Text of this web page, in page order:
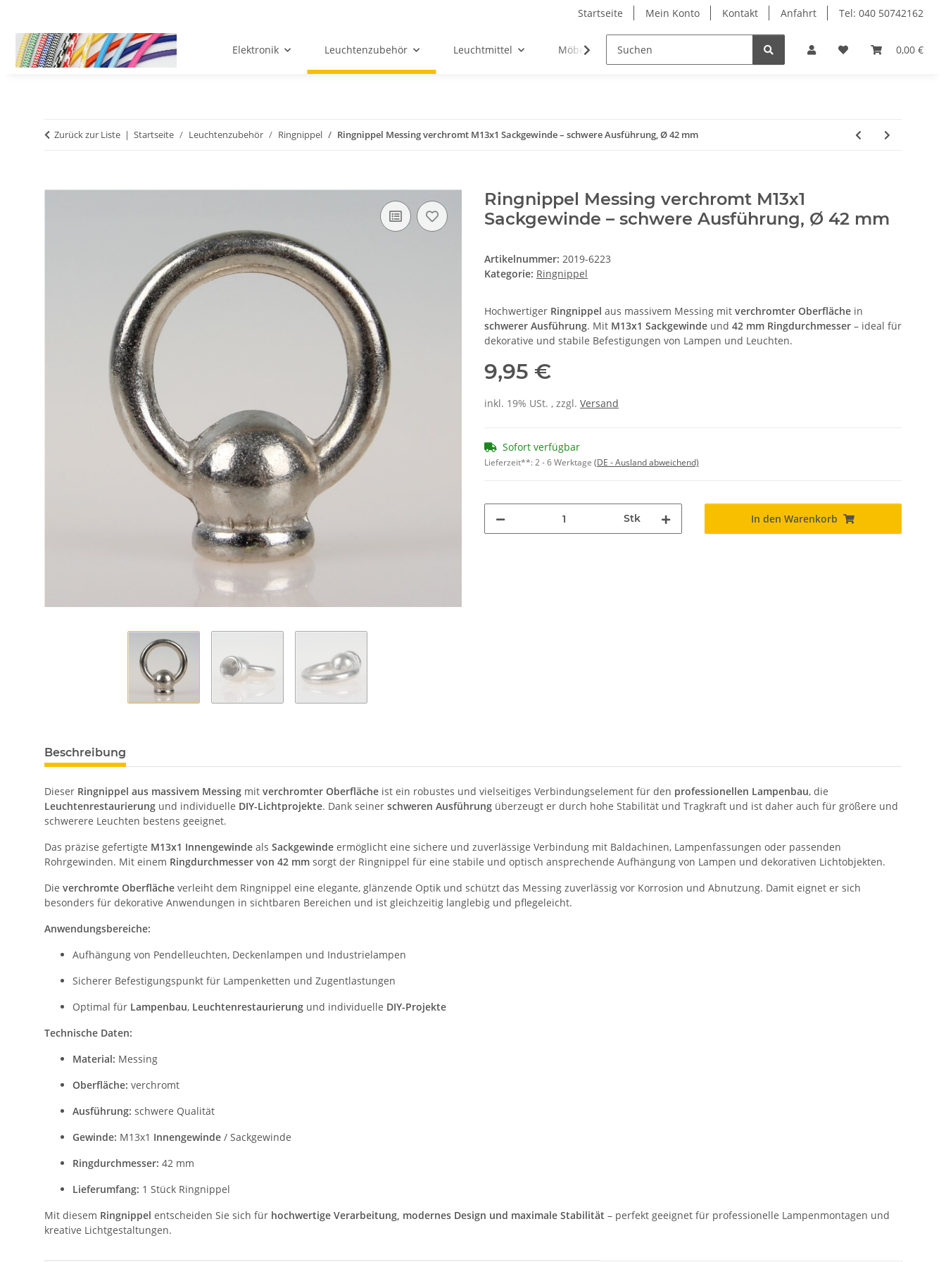
Startseite Mein Konto Kontakt Anfahrt Tel: 040 50742162
0,00 €
Elektronik Leuchtenzubehör Leuchtmittel Möbel-Ersatzteile
Zurück zur Liste Startseite Leuchtenzubehör Ringnippel Ringnippel Messing verchromt M13x1 Sackgewinde – schwere Ausführung, Ø 42 mm
Ringnippel Messing verchromt M13x1
Sackgewinde – schwere Ausführung, Ø 42 mm
Artikelnummer: 2019-6223
Kategorie: Ringnippel
Hochwertiger Ringnippel aus massivem Messing mit verchromter Oberfläche in
schwerer Ausführung. Mit M13x1 Sackgewinde und 42 mm Ringdurchmesser – ideal für
dekorative und stabile Befestigungen von Lampen und Leuchten.
9,95 €
inkl. 19% USt. , zzgl. Versand
Sofort verfügbar
Lieferzeit**:2 - 6 Werktage (DE - Ausland abweichend)
Stk In den Warenkorb
Beschreibung
Dieser Ringnippel aus massivem Messing mit verchromter Oberfläche ist ein robustes und vielseitiges Verbindungselement für den professionellen Lampenbau, die
Leuchtenrestaurierung und individuelle DIY-Lichtprojekte. Dank seiner schweren Ausführung überzeugt er durch hohe Stabilität und Tragkraft und ist daher auch für größere und
schwerere Leuchten bestens geeignet.
Das präzise gefertigte M13x1 Innengewinde als Sackgewinde ermöglicht eine sichere und zuverlässige Verbindung mit Baldachinen, Lampenfassungen oder passenden
Rohrgewinden. Mit einem Ringdurchmesser von 42 mm sorgt der Ringnippel für eine stabile und optisch ansprechende Aufhängung von Lampen und dekorativen Lichtobjekten.
Die verchromte Oberfläche verleiht dem Ringnippel eine elegante, glänzende Optik und schützt das Messing zuverlässig vor Korrosion und Abnutzung. Damit eignet er sich
besonders für dekorative Anwendungen in sichtbaren Bereichen und ist gleichzeitig langlebig und pflegeleicht.
Anwendungsbereiche:
Aufhängung von Pendelleuchten, Deckenlampen und Industrielampen
Sicherer Befestigungspunkt für Lampenketten und Zugentlastungen
Optimal für Lampenbau, Leuchtenrestaurierung und individuelle DIY-Projekte
Technische Daten:
Material: Messing
Oberfläche: verchromt
Ausführung: schwere Qualität
Gewinde: M13x1 Innengewinde / Sackgewinde
Ringdurchmesser: 42 mm
Lieferumfang: 1 Stück Ringnippel
Mit diesem Ringnippel entscheiden Sie sich für hochwertige Verarbeitung, modernes Design und maximale Stabilität – perfekt geeignet für professionelle Lampenmontagen und
kreative Lichtgestaltungen.